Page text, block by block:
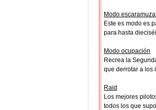
Modo
Este es modo es
para hasta
Modo ocupación
Recrea la
que derrotar a los
Raid
Los mejores
todos los que